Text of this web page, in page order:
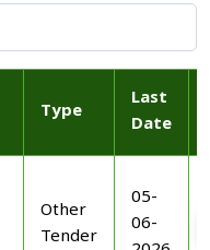
Type
Last
Date
Other
Tender
05-
06-